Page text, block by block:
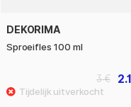
DEKORIMA
Sproeifles 100 ml
3 €